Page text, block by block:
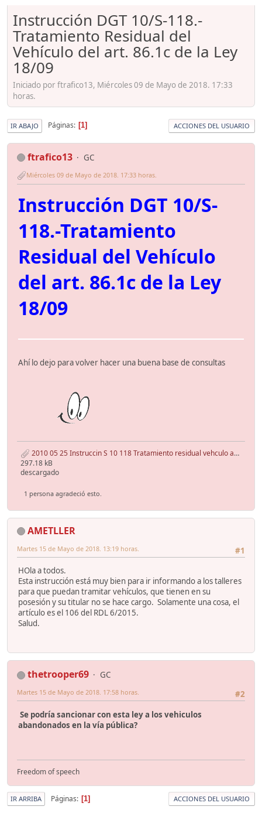
Instrucción DGT 10/S-118.-
Tratamiento Residual del
Vehículo del art. 86.1c de la Ley
18/09
Iniciado por ftrafico13, Miércoles 09 de Mayo de 2018. 17:33
horas.
IR ABAJO Páginas 1 ACCIONES DEL USUARIO
ftrafico13 GC
Miércoles 09 de Mayo de 2018. 17:33 horas.
Instrucción DGT 10/S-
118.-Tratamiento
Residual del Vehículo
del art. 86.1c de la Ley
18/09
Ahí lo dejo para volver hacer una buena base de consultas
2010 05 25 Instruccin S 10 118 Tratamiento residual vehculo art.pdf
297.18 kB
descargado
1 persona agradeció esto.
AMETLLER
#1
Martes 15 de Mayo de 2018. 13:19 horas.
HOla a todos.
Esta instrucción está muy bien para ir informando a los talleres
para que puedan tramitar vehículos, que tienen en su
posesión y su titular no se hace cargo. Solamente una cosa, el
artículo es el 106 del RDL 6/2015.
Salud.
thetrooper69
GC
#2
Martes 15 de Mayo de 2018. 17:58 horas.
Se podría sancionar con esta ley a los vehiculos
abandonados en la vía pública?
Freedom of speech
IR ARRIBA Páginas 1 ACCIONES DEL USUARIO